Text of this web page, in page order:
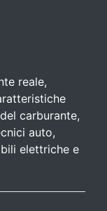
reale,
carburante,
auto,
elettriche e